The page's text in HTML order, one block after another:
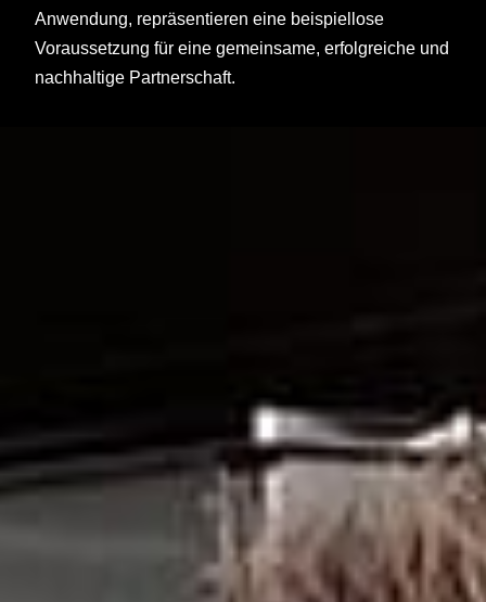
Anwendung, repräsentieren eine beispiellose
Voraussetzung für eine gemeinsame, erfolgreiche und
nachhaltige Partnerschaft.